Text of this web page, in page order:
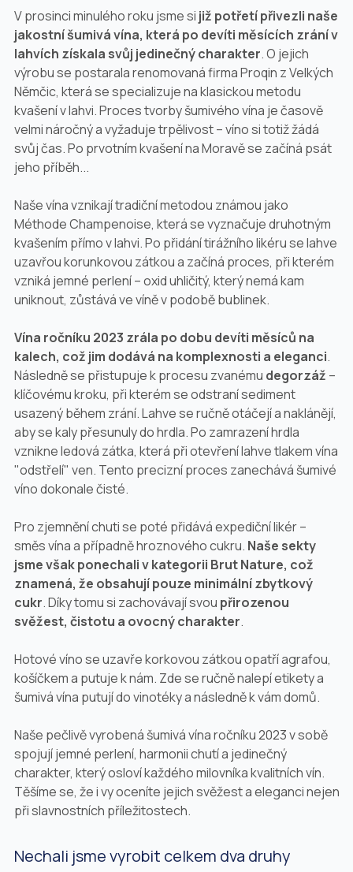
V prosinci minulého roku jsme si již potřetí přivezli naše
jakostní šumivá vína, která po devíti měsících zrání v
lahvích získala svůj jedinečný charakter. O jejich
výrobu se postarala renomovaná firma Proqin z Velkých
Němčic, která se specializuje na klasickou metodu
kvašení v lahvi. Proces tvorby šumivého vína je časově
velmi náročný a vyžaduje trpělivost – víno si totiž žádá
svůj čas. Po prvotním kvašení na Moravě se začíná psát
jeho příběh...
Naše vína vznikají tradiční metodou známou jako
Méthode Champenoise, která se vyznačuje druhotným
kvašením přímo v lahvi. Po přidání tirážního likéru se lahve
uzavřou korunkovou zátkou a začíná proces, při kterém
vzniká jemné perlení – oxid uhličitý, který nemá kam
uniknout, zůstává ve víně v podobě bublinek.
Vína ročníku 2023 zrála po dobu devíti měsíců na
kalech, což jim dodává na komplexnosti a eleganci.
Následně se přistupuje k procesu zvanému degorzáž –
klíčovému kroku, při kterém se odstraní sediment
usazený během zrání. Lahve se ručně otáčejí a naklánějí,
aby se kaly přesunuly do hrdla. Po zamrazení hrdla
vznikne ledová zátka, která při otevření lahve tlakem vína
"odstřelí" ven. Tento precizní proces zanechává šumivé
víno dokonale čisté.
Pro zjemnění chuti se poté přidává expediční likér –
směs vína a případně hroznového cukru. Naše sekty
jsme však ponechali v kategorii Brut Nature, což
znamená, že obsahují pouze minimální zbytkový
cukr. Díky tomu si zachovávají svou přirozenou
svěžest, čistotu a ovocný charakter.
Hotové víno se uzavře korkovou zátkou opatří agrafou,
košíčkem a putuje k nám. Zde se ručně nalepí etikety a
šumivá vína putují do vinotéky a následně k vám domů.
Naše pečlivě vyrobená šumivá vína ročníku 2023 v sobě
spojují jemné perlení, harmonii chutí a jedinečný
charakter, který osloví každého milovníka kvalitních vín.
Těšíme se, že i vy oceníte jejich svěžest a eleganci nejen
při slavnostních příležitostech.
Nechali jsme vyrobit celkem dva druhy